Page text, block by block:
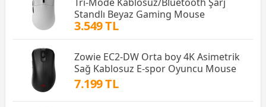
Standlı Beyaz Gaming Mouse
3.549 TL
Zowie EC2-DW Orta boy 4K Asimetrik
Sağ Kablosuz E-spor Oyuncu Mouse
7.199 TL